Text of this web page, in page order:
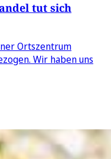
tut sich
Ortszentrum
Wir haben uns